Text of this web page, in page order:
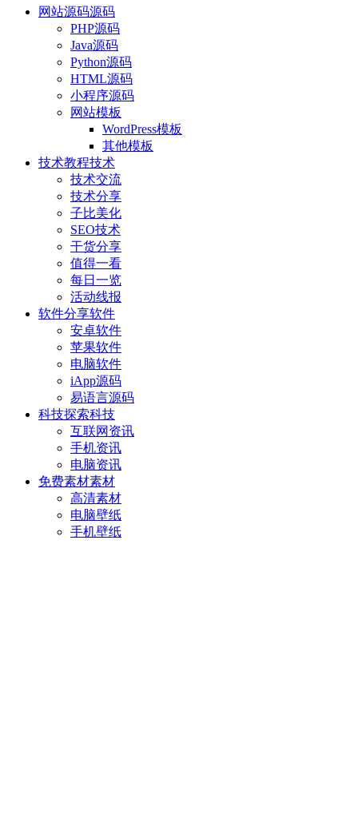
网站源码源码
PHP源码
Java源码
Python源码
HTML源码
小程序源码
网站模板
WordPress模板
其他模板
技术教程技术
技术交流
技术分享
子比美化
SEO技术
干货分享
值得一看
每日一览
活动线报
软件分享软件
安卓软件
苹果软件
电脑软件
iApp源码
易语言源码
科技探索科技
互联网资讯
手机资讯
电脑资讯
免费素材素材
高清素材
电脑壁纸
手机壁纸